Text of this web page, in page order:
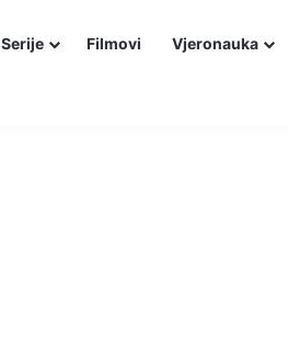
Serije Filmovi Vjeronauka